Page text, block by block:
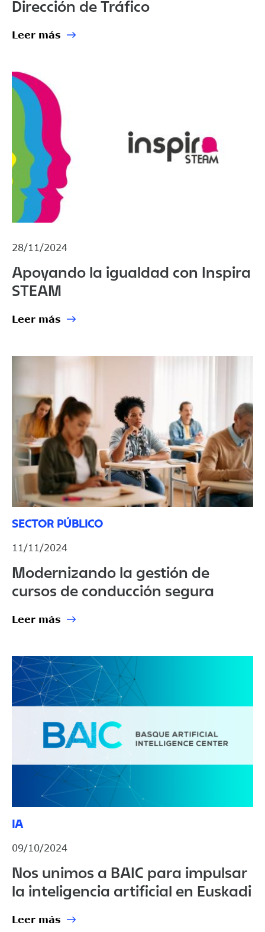
Dirección de Tráfico
Leer más
28/11/2024
Apoyando la igualdad con Inspira
STEAM
Leer más
SECTOR PÚBLICO
11/11/2024
Modernizando la gestión de
cursos de conducción segura
Leer más
IA
09/10/2024
Nos unimos a BAIC para impulsar
la inteligencia artificial en Euskadi
Leer más